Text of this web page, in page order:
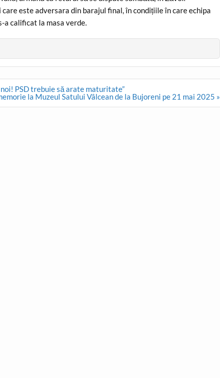
este adversara din barajul final, în condițiile în care echipa
a calificat la masa verde.
PSD trebuie să arate maturitate”
la Muzeul Satului Vâlcean de la Bujoreni pe 21 mai 2025 »